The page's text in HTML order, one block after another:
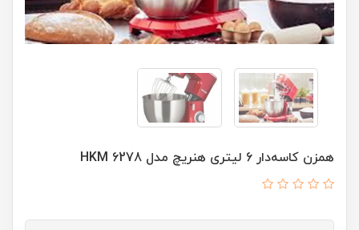
همزن کاسه‌دار 6 لیتری هنریچ مدل HKM 6278